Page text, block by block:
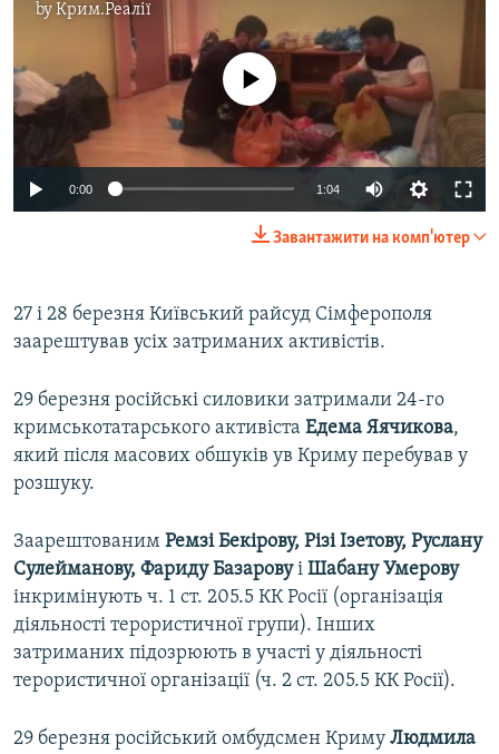
byКрим.Реалії
No media source currently available
0:00 1:04
Завантажити на комп'ютер
27 і 28 березня Київський райсуд Сімферополя
заарештував усіх затриманих активістів.
29 березня російські силовики затримали 24-го
кримськотатарського активіста Едема Яячикова,
який після масових обшуків ув Криму перебував у
розшуку.
Заарештованим Ремзі Бекірову, Різі Ізетову, Руслану
Сулейманову, Фариду Базаровуі Шабану Умерову
інкримінують ч. 1 ст. 205.5 КК Росії (організація
діяльності терористичної групи). Інших
затриманих підозрюють в участі у діяльності
терористичної організації (ч. 2 ст. 205.5 КК Росії).
29 березня російський омбудсмен Криму Людмила